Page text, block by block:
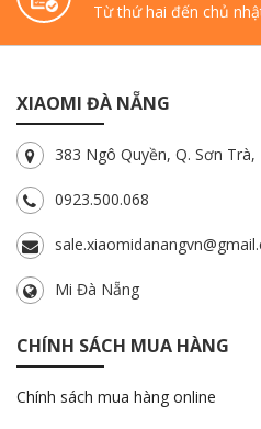
Từ thứ hai đến chủ
XIAOMI ĐÀ NẴNG
383 Ngô Quyền, Q. Sơn Trà,
0923.500.068
Mi Đà Nẵng
CHÍNH SÁCH MUA HÀNG
Chính sách mua hàng online